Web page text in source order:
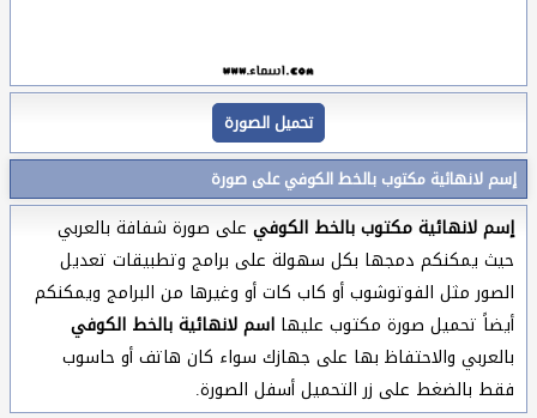
تحميل الصورة
إسم لانهائية مكتوب بالخط الكوفي على صورة
إسم لانهائية مكتوب بالخط الكوفي على صورة شفافة بالعربي
حيث يمكنكم دمجها بكل سهولة على برامج وتطبيقات تعديل
الصور مثل الفوتوشوب أو كاب كات أو وغيرها من البرامج ويمكنكم
أيضاً تحميل صورة مكتوب عليها اسم لانهائية بالخط الكوفي
بالعربي والاحتفاظ بها على جهازك سواء كان هاتف أو حاسوب
فقط بالضغط على زر التحميل أسفل الصورة.